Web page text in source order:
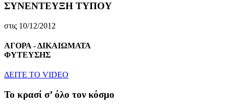
ΣΥΝΕΝΤΕΥΞΗ ΤΥΠΟΥ
στις 10/12/2012
ΑΓΟΡΑ - ΔΙΚΑΙΩΜΑΤΑ
ΦΥΤΕΥΣΗΣ
ΔEITE TO VIDEO
To κρασί σ’ όλο τον κόσμο